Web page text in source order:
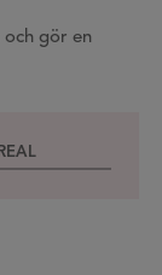
och gör en